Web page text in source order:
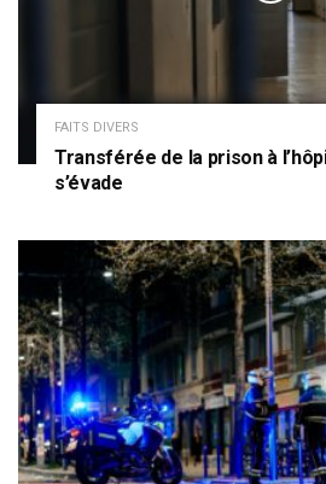
FAITS DIVERS
Transférée de la prison à
s’évade